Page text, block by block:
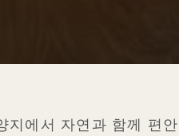
에서 자연과 함께 편